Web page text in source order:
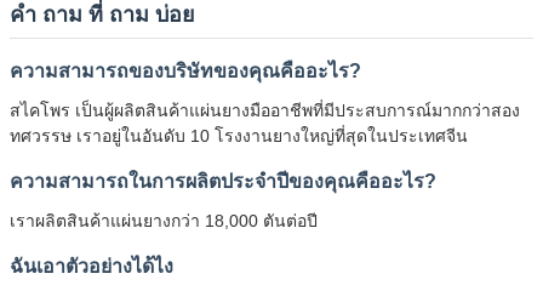
คํา ถาม ที่ ถาม บ่อย
ความสามารถของบริษัทของคุณคืออะไร?
สไคโพร เป็นผู้ผลิตสินค้าแผ่นยางมืออาชีพที่มีประสบการณ์มากกว่าสอง
ทศวรรษ เราอยู่ในอันดับ 10 โรงงานยางใหญ่ที่สุดในประเทศจีน
ความสามารถในการผลิตประจําปีของคุณคืออะไร?
เราผลิตสินค้าแผ่นยางกว่า 18,000 ตันต่อปี
ฉันเอาตัวอย่างได้ไง